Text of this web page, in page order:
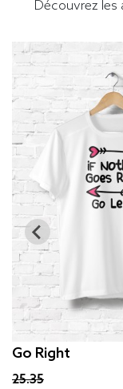
Découvrez les
Go Right
25.35